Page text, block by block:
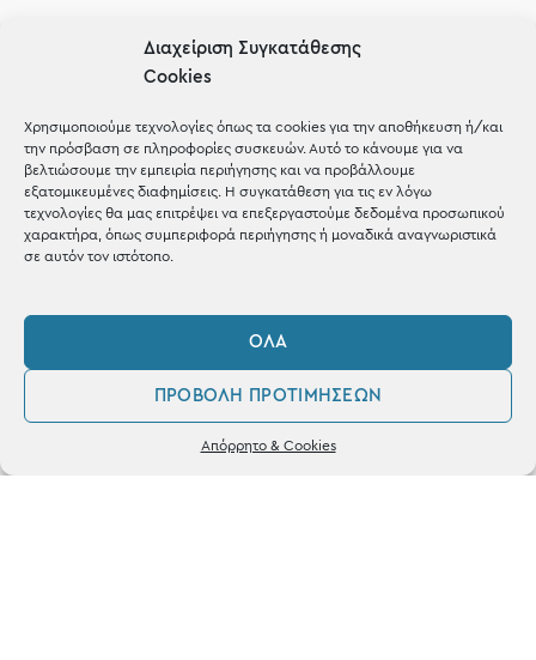
Διαχείριση Συγκατάθεσης
Cookies
Χρησιμοποιούμε τεχνολογίες όπως τα cookies για την αποθήκευση ή/και
την πρόσβαση σε πληροφορίες συσκευών. Αυτό το κάνουμε για να
βελτιώσουμε την εμπειρία περιήγησης και να προβάλλουμε
εξατομικευμένες διαφημίσεις. Η συγκατάθεση για τις εν λόγω
τεχνολογίες θα μας επιτρέψει να επεξεργαστούμε δεδομένα προσωπικού
χαρακτήρα, όπως συμπεριφορά περιήγησης ή μοναδικά αναγνωριστικά
σε αυτόν τον ιστότοπο.
ΌΛΑ
ΠΡΟΒΟΛΉ ΠΡΟΤΙΜΉΣΕΩΝ
Απόρρητο & Cookies
Gifts
Blog
Shop the look
ΚΑΤΑΣΤΗΜΑ
Σταθά 17, 38221 Βόλος
2421 217300
Δευ / Τετ / Σαβ: 09:00 - 15:00
0